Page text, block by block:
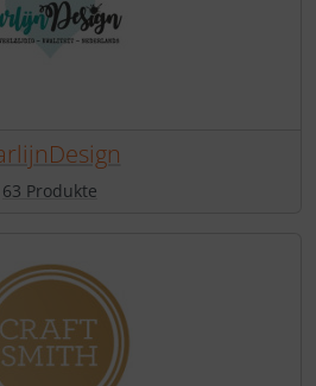
63 Produkte